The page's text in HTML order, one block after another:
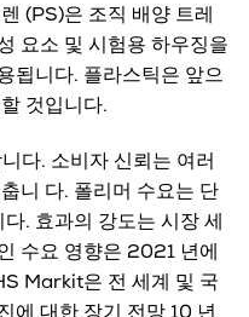
(PS)은 조직 배양 트레
요소 및 시험용 하우징을
됩니다. 플라스틱은 앞으
것입니다.
다. 소비자 신뢰는 여러
니 다. 폴리머 수요는 단
. 효과의 강도는 시장 세
수요 영향은 2021 년에
Markit은 전 세계 및 국